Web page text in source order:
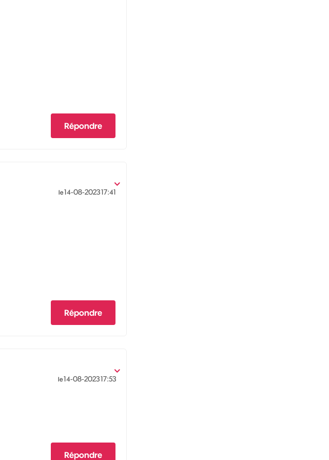
Répondre
le‎14-08-202317:41
Répondre
le‎14-08-202317:53
Répondre